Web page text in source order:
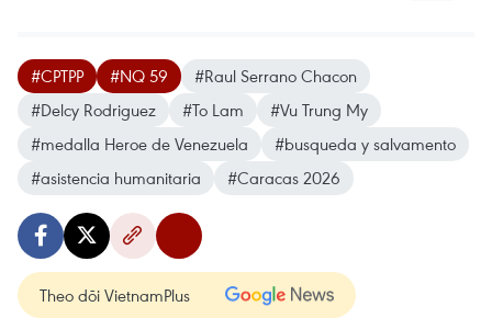
#CPTPP #NQ 59
#Raul Serrano Chacon
#Delcy Rodriguez
#To Lam
#Vu Trung My
#medalla Heroe de Venezuela
#busqueda y salvamento
#asistencia humanitaria
#Caracas 2026
Theo dõi VietnamPlus